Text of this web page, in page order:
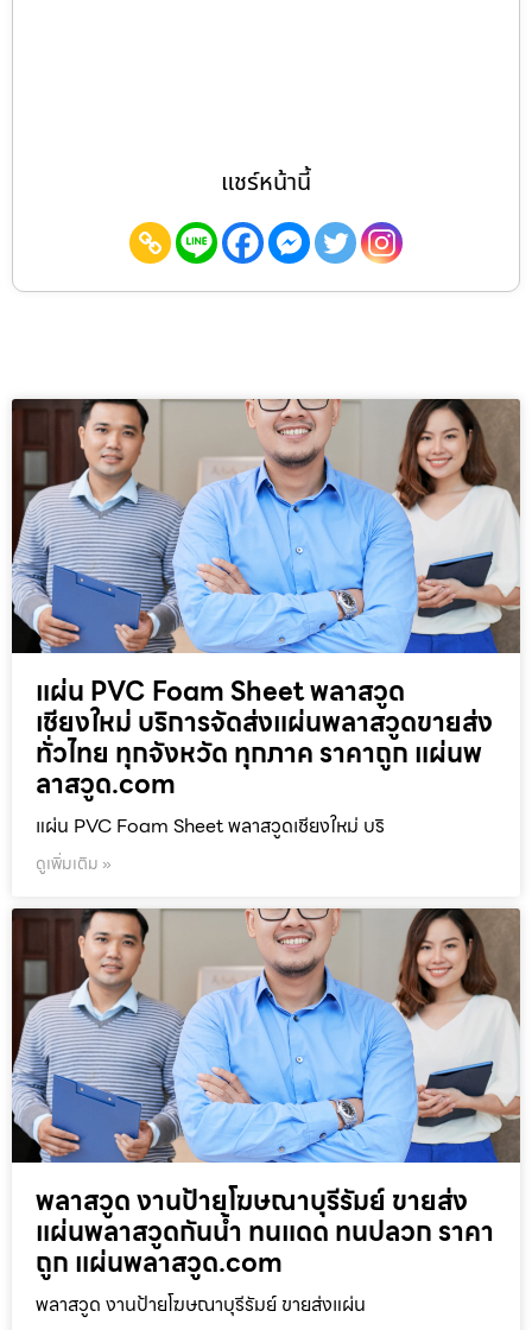
แชร์หน้านี้
แผ่น PVC Foam Sheet พลาสวูด
เชียงใหม่ บริการจัดส่งแผ่นพลาสวูดขายส่ง
ทั่วไทย ทุกจังหวัด ทุกภาค ราคาถูก แผ่นพ
ลาสวูด.com
แผ่น PVC Foam Sheet พลาสวูดเชียงใหม่ บริ
ดูเพิ่มเติม »
พลาสวูด งานป้ายโฆษณาบุรีรัมย์ ขายส่ง
แผ่นพลาสวูดกันน้ำ ทนแดด ทนปลวก ราคา
ถูก แผ่นพลาสวูด.com
พลาสวูด งานป้ายโฆษณาบุรีรัมย์ ขายส่งแผ่น